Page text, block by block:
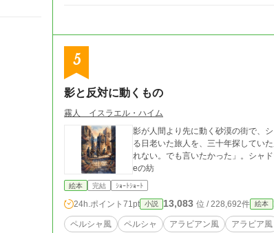
5
影と反対に動くもの
霧人 イスラエル・ハイム
影が人間より先に動く砂漠の街で、
る日老いた旅人を、三十年探してい
れない。でも言いたかった」。シャ
eの紡
絵本 完結 ｼｮｰﾄｼｮｰﾄ
24h.ポイント 71pt 小説 13,083 位 / 228,692件 絵本
ペルシャ風 ペルシャ アラビアン風 アラビア風